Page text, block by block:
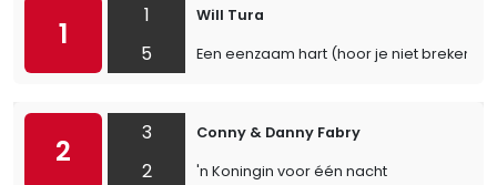
1
1
5
Will Tura
Een eenzaam hart (hoor je niet breken)
2
3
2
Conny & Danny Fabry
'n Koningin voor één nacht